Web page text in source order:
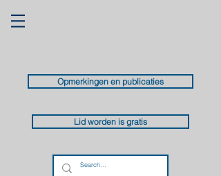
Opmerkingen en publicaties
Lid worden is gratis